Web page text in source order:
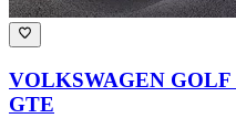
VOLKSWAGEN GOLF
GTE